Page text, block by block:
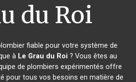
du Roi
fiable pour votre système de
à Le Grau du Roi ? Vous êtes au
de plombiers expérimentés offre
pour tous vos besoins en matière de